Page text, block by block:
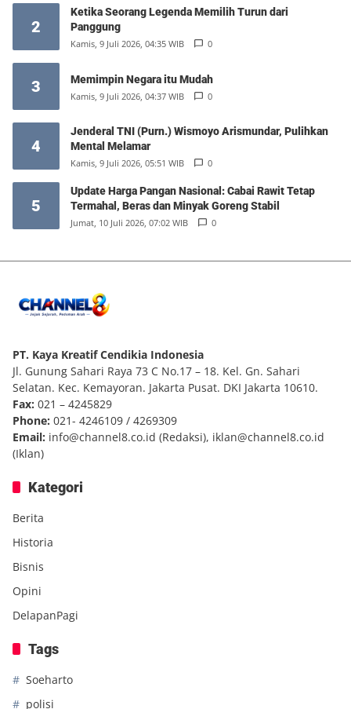
2
Ketika Seorang Legenda Memilih Turun dari
Panggung
Kamis, 9 Juli 2026, 04:35 WIB 0
3 Memimpin Negara itu Mudah
Kamis, 9 Juli 2026, 04:37 WIB 0
4
Jenderal TNI (Purn.) Wismoyo Arismundar, Pulihkan
Mental Melamar
Kamis, 9 Juli 2026, 05:51 WIB 0
5
Update Harga Pangan Nasional: Cabai Rawit Tetap
Termahal, Beras dan Minyak Goreng Stabil
Jumat, 10 Juli 2026, 07:02 WIB 0
PT. Kaya Kreatif Cendikia Indonesia
Jl. Gunung Sahari Raya 73 C No.17 – 18. Kel. Gn. Sahari
Selatan. Kec. Kemayoran. Jakarta Pusat. DKI Jakarta 10610.
Fax: 021 – 4245829
Phone: 021- 4246109 / 4269309
Email: info@channel8.co.id (Redaksi), iklan@channel8.co.id
(Iklan)
Kategori
Berita
Historia
Bisnis
Opini
DelapanPagi
Tags
Soeharto
polisi